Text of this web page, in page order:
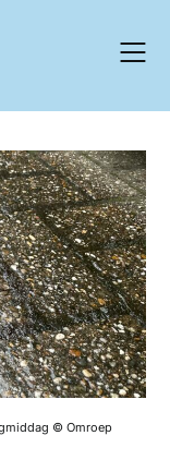
© Omroep